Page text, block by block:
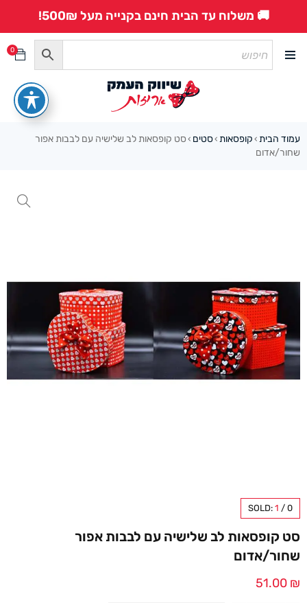
🚚 משלוח עד הבית חינם בקנייה מעל 500₪!
0
עמוד הבית › קופסאות ›סטים › סט קופסאות לב שלישיה עם לבבות אפור
שחור/אדום
SOLD: 1 / 0
סט קופסאות לב שלישיה עם לבבות אפור
שחור/אדום
51.00 ₪